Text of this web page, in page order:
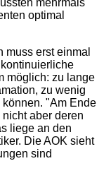
mehrmals
optimal
erst einmal
möglich: zu lange
zu wenig
"Am Ende
aber deren
liege an den
Die AOK sieht
sind